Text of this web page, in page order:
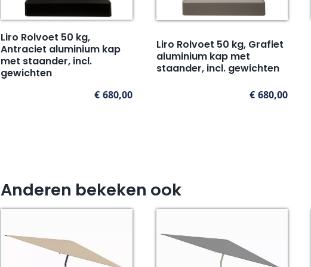
Liro Rolvoet 50 kg,
Antraciet aluminium kap
met staander, incl.
gewichten
€ 680,00
Liro Rolvoet 50 kg, Grafiet
aluminium kap met
staander, incl. gewichten
€ 680,00
Anderen bekeken ook